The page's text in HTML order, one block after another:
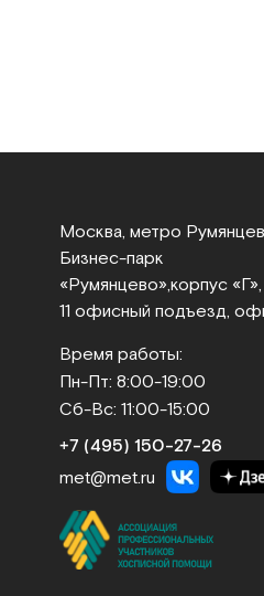
Москва, метро
Бизнес‑парк
«Румянцево», корпус «Г»,
11 офисный подъезд,
Время работы:
Пн-Пт: 8:00-19:00
Сб-Вс: 11:00-15:00
+7 (495) 150‑27‑26
met@met.ru